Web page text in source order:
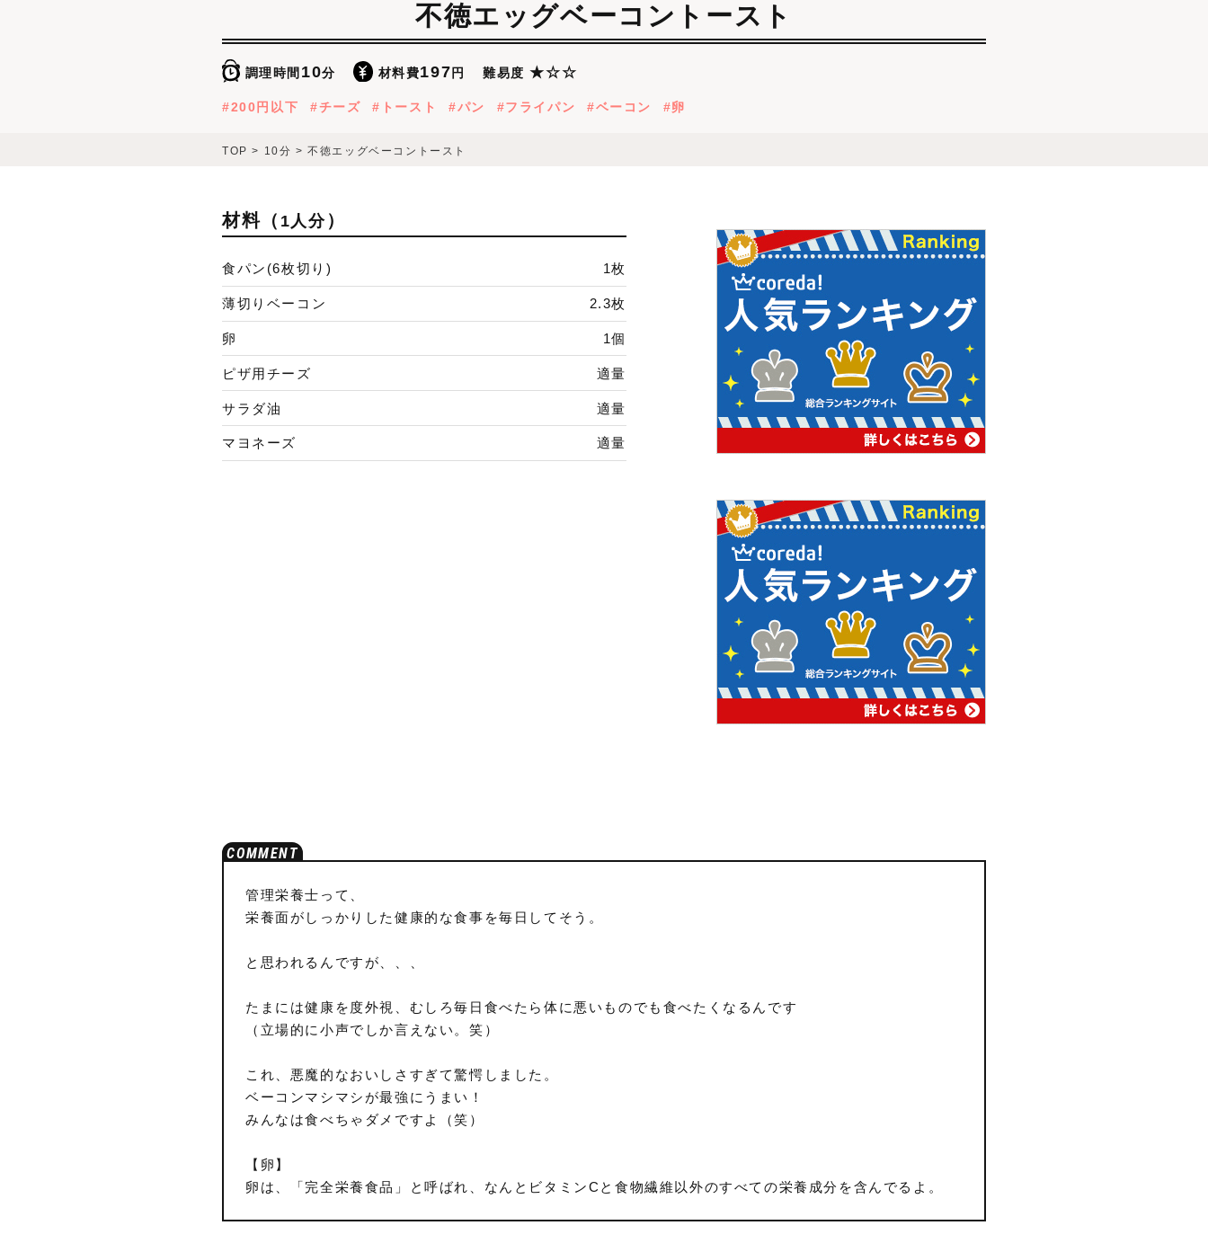
不徳エッグベーコントースト
調理時間 10分 材料費197 円 難易度★☆☆
200円以下 チーズ トースト パン フライパン ベーコン 卵
TOP > 10分 >不徳エッグベーコントースト
材料（ 1人分 ）
食パン(6枚切り) 1枚
薄切りベーコン 2.3枚
卵 1個
ピザ用チーズ 適量
サラダ油 適量
マヨネーズ 適量
管理栄養士って、
栄養面がしっかりした健康的な食事を毎日してそう。
と思われるんですが、、、
たまには健康を度外視、むしろ毎日食べたら体に悪いものでも食べたくなるんです
（立場的に小声でしか言えない。笑）
これ、悪魔的なおいしさすぎて驚愕しました。
ベーコンマシマシが最強にうまい！
みんなは食べちゃダメですよ（笑）
【卵】
卵は、「完全栄養食品」と呼ばれ、なんとビタミンCと食物繊維以外のすべての栄養成分を含んでるよ。